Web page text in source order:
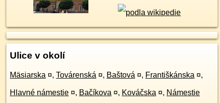
Ulice v okolí
Mäsiarska ¤, Továrenská ¤, Baštová ¤, Františkánska ¤,
Hlavné námestie ¤, Bačíkova ¤, Kováčska ¤, Námestie